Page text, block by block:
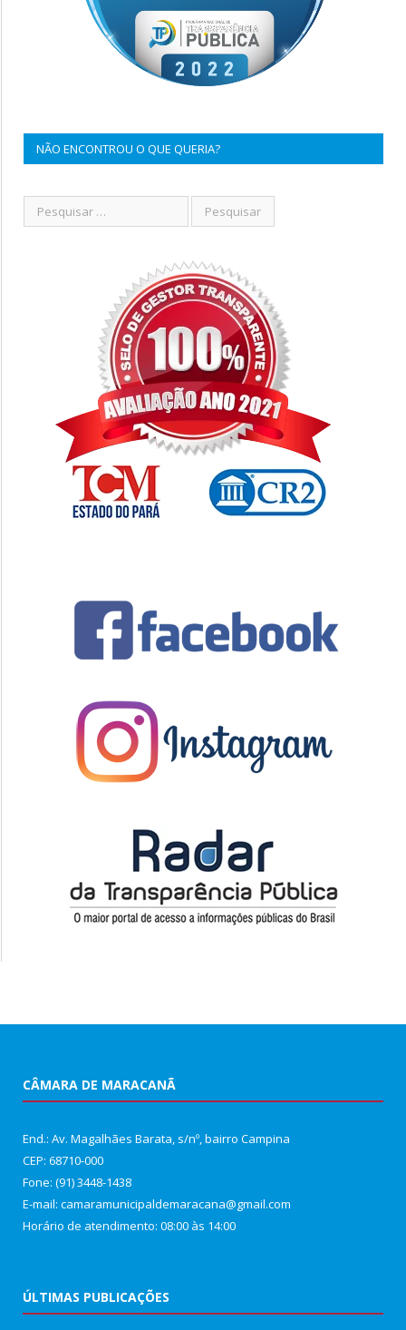
NÃO ENCONTROU O QUE QUERIA?
CÂMARA DE MARACANÃ
End.: Av. Magalhães Barata, s/nº, bairro Campina
CEP: 68710-000
Fone: (91) 3448-1438
E-mail: camaramunicipaldemaracana@gmail.com
Horário de atendimento: 08:00 às 14:00
ÚLTIMAS PUBLICAÇÕES